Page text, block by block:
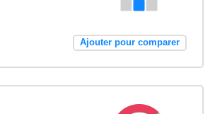
Ajouter pour comparer